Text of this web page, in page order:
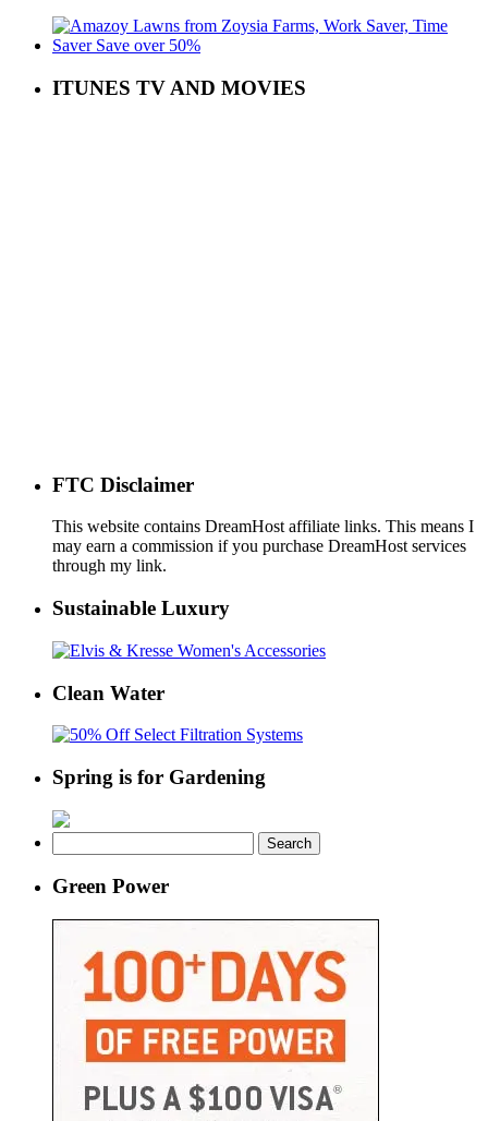
ITUNES TV AND MOVIES
FTC Disclaimer
This website contains DreamHost affiliate links. This means I
may earn a commission if you purchase DreamHost services
through my link.
Sustainable Luxury
Clean Water
Spring is for Gardening
for:
Green Power